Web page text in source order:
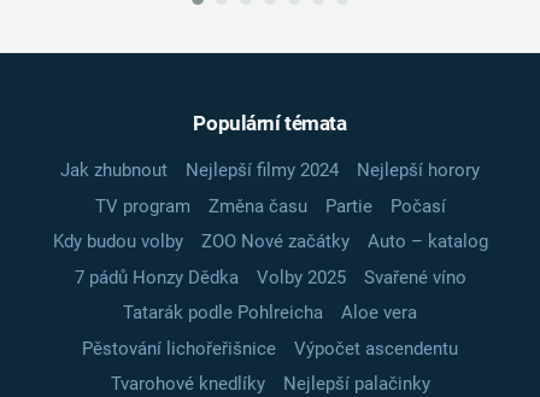
Populární témata
Jak zhubnout Nejlepší filmy 2024
Nejlepší horory
TV program
Změna času Partie
Počasí
Kdy budou volby
ZOO Nové začátky
Auto – katalog
7 pádů Honzy Dědka
Volby 2025
Svařené víno
Tatarák podle Pohlreicha
Aloe vera
Pěstování lichořeřišnice
Výpočet ascendentu
Tvarohové knedlíky
Nejlepší palačinky